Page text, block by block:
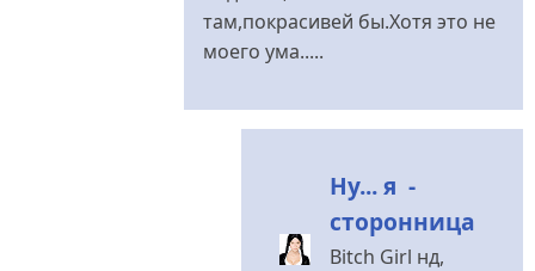
ведь
Girl
там,покрасивей бы.Хотя это не
моего ума.....
Ну... я -
сторонница
Bitch Girl нд,